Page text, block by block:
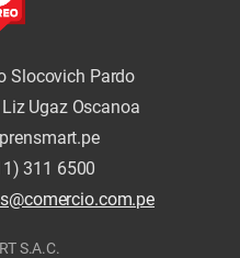
Slocovich Pardo
Ugaz Oscanoa
311 6500
S.A.C.